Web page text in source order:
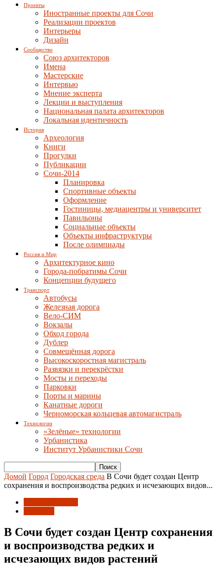
Проекты
Иностранные проекты для Сочи
Реализации проектов
Интерьеры
Дизайн
Сообщество
Союз архитекторов
Имена
Мастерские
Интервью
Мнение эксперта
Лекции и выступления
Национальная палата архитекторов
Локальная идентичность
История
Археология
Книги
Прогулки
Публикации
Сочи-2014
Планировка
Спортивные объекты
Оформление
Гостиницы, медиацентры и университет
Павильоны
Социальные объекты
Объекты инфраструктуры
После олимпиады
Россия и Мир
Архитектурное кино
Города-побратимы Сочи
Концепции будущего
Транспорт
Автобусы
Железная дорога
Вело-СИМ
Вокзалы
Обход города
Дублер
Совмещённая дорога
Высокоскоростная магистраль
Развязки и перекрёстки
Мосты и переходы
Парковки
Порты и марины
Канатные дороги
Черноморская кольцевая автомагистраль
Технологии
«Зелёные» технологии
Урбанистика
Институт Урбанистики Сочи
Домой Город Городская среда В Сочи будет создан Центр
сохранения и воспроизводства редких и исчезающих видов...
В Сочи будет создан Центр сохранения
и воспроизводства редких и
исчезающих видов растений